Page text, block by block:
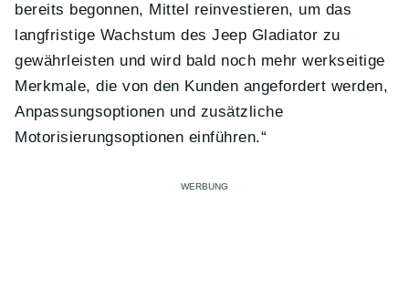
bereits begonnen, Mittel reinvestieren, um das
langfristige Wachstum des Jeep Gladiator zu
gewährleisten und wird bald noch mehr werkseitige
Merkmale, die von den Kunden angefordert werden,
Anpassungsoptionen und zusätzliche
Motorisierungsoptionen einführen.“